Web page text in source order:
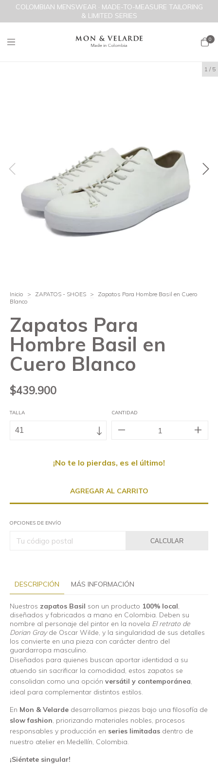
COLOMBIAN MENSWEAR · MADE-TO-MEASURE TAILORING
& LIMITED SERIES
0
1 / 5
Inicio > ZAPATOS - SHOES >
Zapatos Para Hombre Basil en Cuero
Blanco
Zapatos Para
Hombre Basil en
Cuero Blanco
$439.900
TALLA CANTIDAD
¡No te lo pierdas, es el último!
OPCIONES DE ENVÍO
CALCULAR
DESCRIPCIÓN MÁS INFORMACIÓN
Nuestros zapatos Basil son un producto 100% local,
diseñados y fabricados a mano en Colombia. Deben su
nombre al personaje del pintor en la novela El retrato de
Dorian Grayde Oscar Wilde, y la singularidad de sus detalles
los convierte en una pieza con carácter dentro del
guardarropa masculino.
Diseñados para quienes buscan aportar identidad a su
atuendo sin sacrificar la comodidad, estos zapatos se
consolidan como una opción versátil y contemporánea,
ideal para complementar distintos estilos.
En Mon & Velarde desarrollamos piezas bajo una filosofía de
slow fashion, priorizando materiales nobles, procesos
responsables y producción en series limitadas dentro de
nuestro atelier en Medellín, Colombia.
¡Siéntete singular!